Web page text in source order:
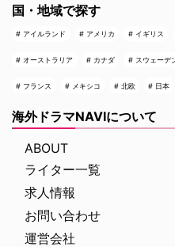
国・地域で探す
アイルランド アメリカ イギリス
オーストラリア カナダ スウェーデ
フランス メキシコ 北欧 日本
海外ドラマNAVIについて
ABOUT
ライター一覧
求人情報
お問い合わせ
運営会社